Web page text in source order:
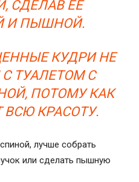
СДЕЛАВ ЕЕ
И ПЫШНОЙ.
КУДРИ НЕ
ТУАЛЕТОМ С
ПОТОМУ КАК
КРАСОТУ.
лучше собрать
или сделать пышную